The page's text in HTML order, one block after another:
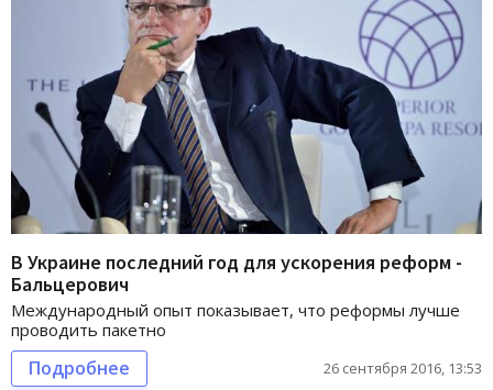
В Украине последний год для ускорения реформ -
Бальцерович
Международный опыт показывает, что реформы лучше
проводить пакетно
Подробнее 26 сентября 2016, 13:53